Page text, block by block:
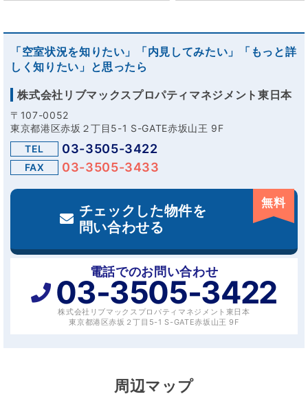
「空室状況を知りたい」「内見してみたい」「もっと詳
しく知りたい」と思ったら
株式会社リブマックスプロパティマネジメント東日本
〒107-0052
東京都港区赤坂２丁目5-1 S-GATE赤坂山王 9F
TEL
03-3505-3422
FAX 03-3505-3433
チェックした物件を
問い合わせる
無料
電話でのお問い合わせ
03-3505-3422
株式会社リブマックスプロパティマネジメント東日本
東京都港区赤坂２丁目5-1 S-GATE赤坂山王 9F
周辺マップ